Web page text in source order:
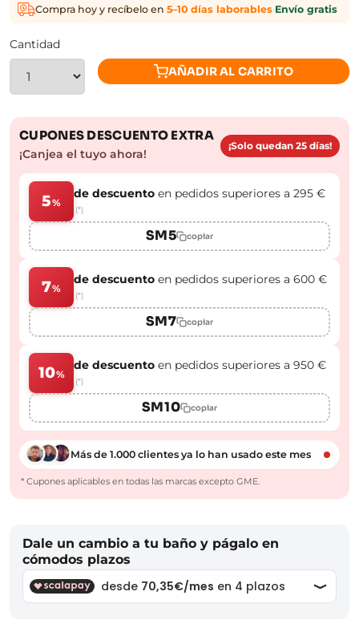
Compra hoy y recíbelo en 5–10 días laborables·Envío gratis
Cantidad
AÑADIR AL CARRITO
CUPONES DESCUENTO EXTRA
¡Canjea el tuyo ahora!
¡Solo quedan 25 días!
5%
de descuento en pedidos superiores a 295 €
(*)
SM5 copiar
7%
de descuento en pedidos superiores a 600 €
(*)
SM7 copiar
10%
de descuento en pedidos superiores a 950 €
(*)
SM10 copiar
Más de 1.000 clientes ya lo han usado este mes
* Cupones aplicables en todas las marcas excepto GME.
Dale un cambio a tu baño y págalo en
cómodos plazos